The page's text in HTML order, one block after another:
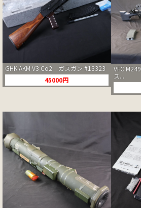
GHK AKM V3 Co2 ガスガン #13323
45000円
VFC
ス...